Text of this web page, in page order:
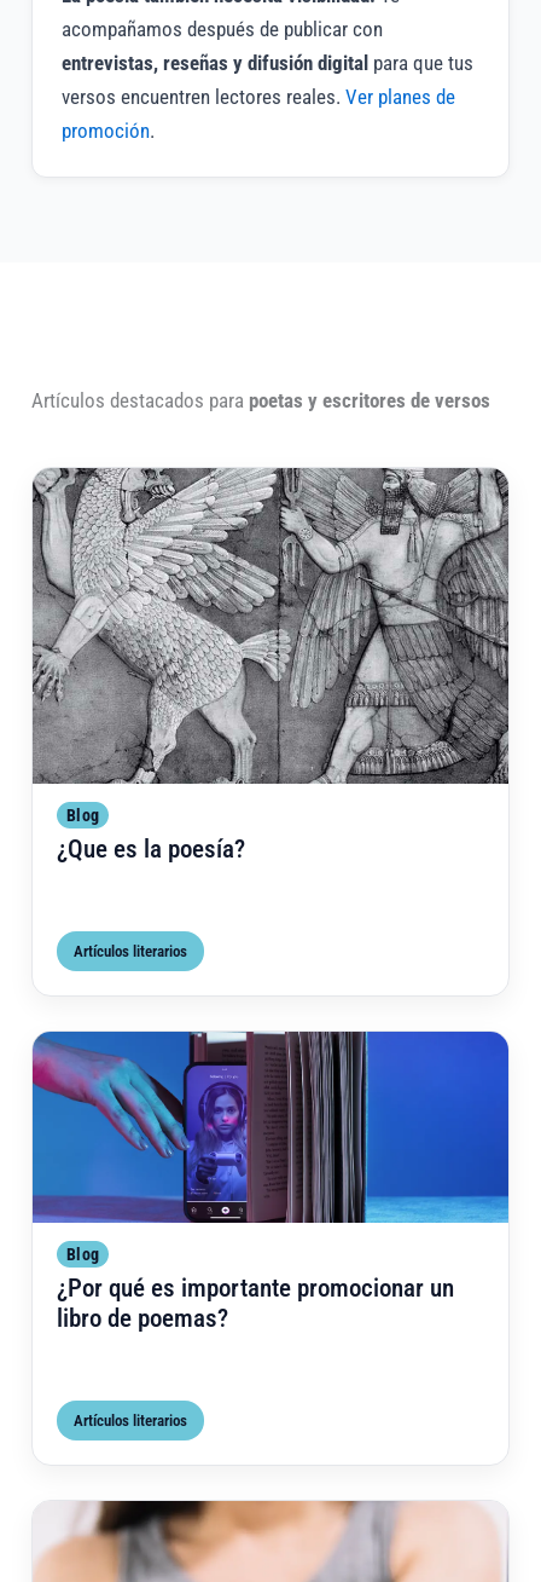
acompañamos después de publicar con
entrevistas, reseñas y difusión digital para que tus
versos encuentren lectores reales. Ver planes de
promoción.
Artículos destacados para poetas y escritores de versos
Blog
¿Que es la poesía?
Artículos literarios
Blog
¿Por qué es importante promocionar un
libro de poemas?
Artículos literarios